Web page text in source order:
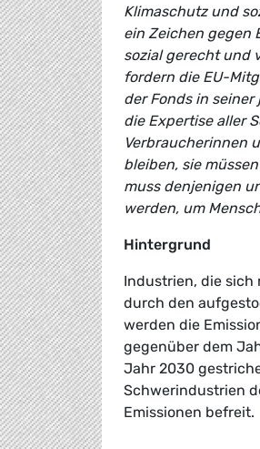
Klimaschutz und
ein Zeichen gegen
sozial gerecht und
fordern die EU-
der Fonds in
die Expertise aller
Verbraucherinnen
bleiben, sie
muss denjenigen
werden, um
Hintergrund
Industrien, die sich
durch den
werden die
gegenüber dem
Jahr 2030
Schwerindustrien
Emissionen befreit.